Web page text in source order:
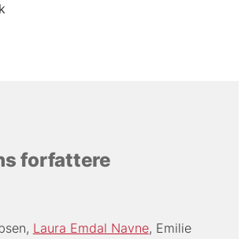
forfattere
Laura Emdal Navne Emilie